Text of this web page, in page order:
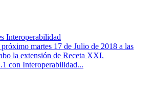
Interoperabilidad
martes 17 de Julio de 2018 a las
la extensión de Receta XXI.
con Interoperabilidad...